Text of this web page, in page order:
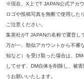
※現在、X上でT JAPAN公式アカ
ロゴや投稿写真を無断で使用した
ご注意ください。
集英社がT JAPANの名称で運営し
万が一、類似アカウントから不審
知など）を受け取った場合は、
してせず、DM自体を削除し、被
うお願いいたします。